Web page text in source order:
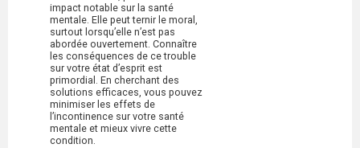
impact notable sur la santé
mentale. Elle peut ternir le moral,
surtout lorsqu’elle n’est pas
abordée ouvertement. Connaître
les conséquences de ce trouble
sur votre état d’esprit est
primordial. En cherchant des
solutions efficaces, vous pouvez
minimiser les effets de
l’incontinence sur votre santé
mentale et mieux vivre cette
condition.